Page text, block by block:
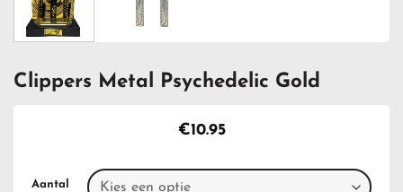
Clippers Metal Psychedelic Gold
€10.95
Aantal